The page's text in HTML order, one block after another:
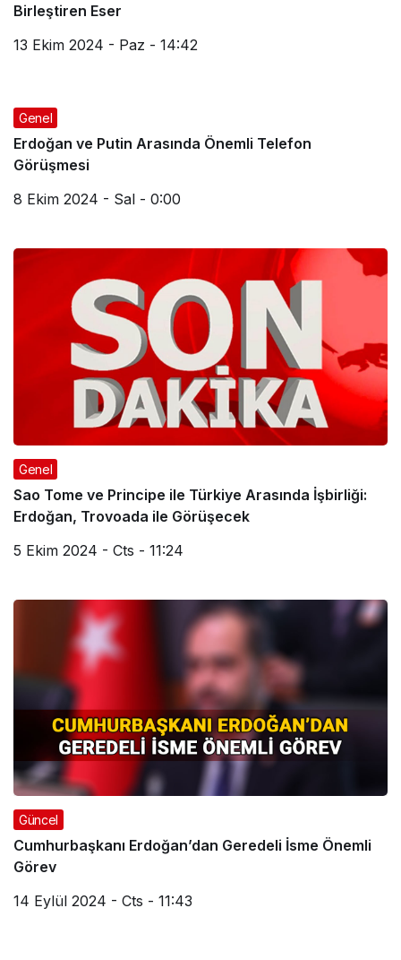
Birleştiren Eser
13 Ekim 2024 - Paz - 14:42
Genel
Erdoğan ve Putin Arasında Önemli Telefon
Görüşmesi
8 Ekim 2024 - Sal - 0:00
Genel
Sao Tome ve Principe ile Türkiye Arasında İşbirliği:
Erdoğan, Trovoada ile Görüşecek
5 Ekim 2024 - Cts - 11:24
Güncel
Cumhurbaşkanı Erdoğan’dan Geredeli İsme Önemli
Görev
14 Eylül 2024 - Cts - 11:43